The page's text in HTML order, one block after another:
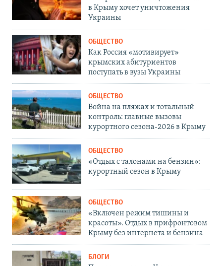
в Крыму хочет уничтожения
Украины
ОБЩЕСТВО
Как Россия «мотивирует»
крымских абитуриентов
поступать в вузы Украины
ОБЩЕСТВО
Война на пляжах и тотальный
контроль: главные вызовы
курортного сезона-2026 в Крыму
ОБЩЕСТВО
«Отдых с талонами на бензин»:
курортный сезон в Крыму
ОБЩЕСТВО
«Включен режим тишины и
красоты». Отдых в прифронтовом
Крыму без интернета и бензина
БЛОГИ